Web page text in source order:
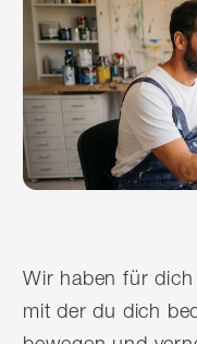
Wir haben für
mit der du dich